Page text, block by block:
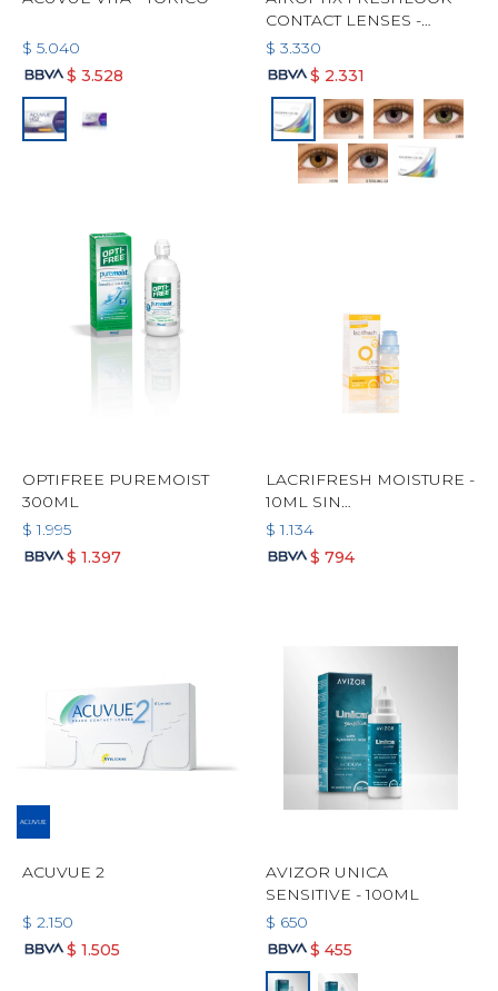
$ 5.040
$ 3.528
CONTACT LENSES -
COSMETICO DE COLOR
GRADUADO MENSUAL
$ 3.330
$ 2.331
OPTIFREE PUREMOIST
300ML
$ 1.995
$ 1.397
LACRIFRESH MOISTURE -
10ML SIN
CONSERVANTES
$ 1.134
$ 794
ACUVUE 2
$ 2.150
$ 1.505
AVIZOR UNICA
SENSITIVE - 100ML
$ 650
$ 455